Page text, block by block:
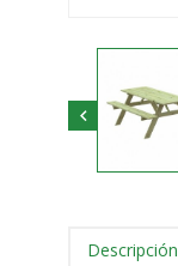

Descripción